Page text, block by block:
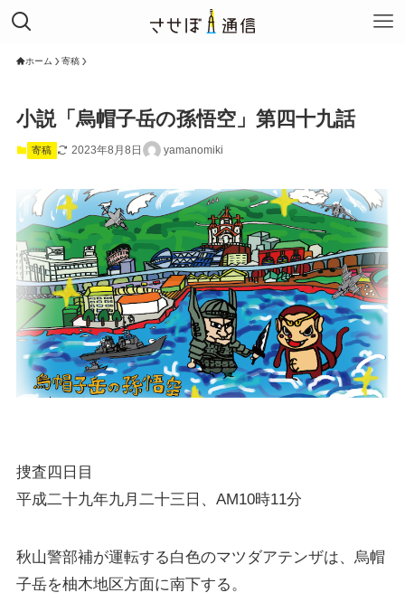
ホーム 寄稿
小説「烏帽子岳の孫悟空」第四十九話
寄稿 2023年8月8日 yamanomiki
捜査四日目
平成二十九年九月二十三日、AM10時11分
秋山警部補が運転する白色のマツダアテンザは、烏帽
子岳を柚木地区方面に南下する。